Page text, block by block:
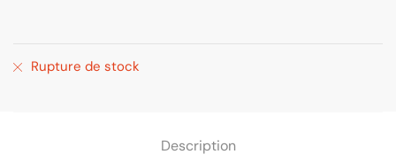
Rupture de stock
Description